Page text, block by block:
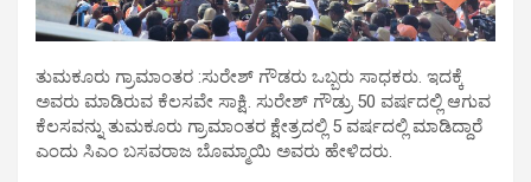
ತುಮಕೂರು ಗ್ರಾಮಾಂತರ :ಸುರೇಶ್ ಗೌಡರು ಒಬ್ಬರು ಸಾಧಕರು. ಇದಕ್ಕೆ
ಅವರು ಮಾಡಿರುವ ಕೆಲಸವೇ ಸಾಕ್ಷಿ. ಸುರೇಶ್ ಗೌಡ್ರು 50 ವರ್ಷದಲ್ಲಿ ಆಗುವ
ಕೆಲಸವನ್ನು ತುಮಕೂರು ಗ್ರಾಮಾಂತರ ಕ್ಷೇತ್ರದಲ್ಲಿ 5 ವರ್ಷದಲ್ಲಿ ಮಾಡಿದ್ದಾರೆ
ಎಂದು ಸಿಎಂ ಬಸವರಾಜ ಬೊಮ್ಮಾಯಿ ಅವರು ಹೇಳಿದರು.